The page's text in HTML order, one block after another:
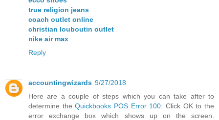
true religion jeans
coach outlet online
christian louboutin outlet
nike air max
Reply
accountingwizards 9/27/2018
Here are a couple of steps which you can take after to
determine theQuickbooks POS Error 100: Click OK to the
error exchange box which shows up on the screen.